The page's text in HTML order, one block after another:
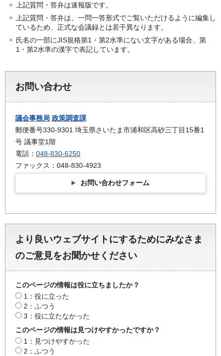
上記質問・答弁は速報版です。
上記質問・答弁は、一問一答形式でご覧いただけるように編集し
ているため、正式な会議録とは若干異なります。
氏名の一部にJIS規格第1・第2水準にない文字がある場合、第
1・第2水準の漢字で表記しています。
お問い合わせ
議会事務局 政策調査課
郵便番号330-9301 埼玉県さいたま市浦和区高砂三丁目15番1
号 議事堂1階
電話： 048-830-6250
ファックス：048-830-4923
お問い合わせフォーム
より良いウェブサイトにするためにみなさま
のご意見をお聞かせください
このページの情報は役に立ちましたか？
1：役に立った
2：ふつう
3：役に立たなかった
このページの情報は見つけやすかったですか？
1：見つけやすかった
2：ふつう